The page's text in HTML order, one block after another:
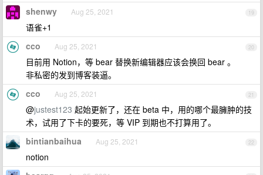
19
shenwy Aug 25, 2021
语雀+1
20
cco Aug 25, 2021
目前用 Notion，等 bear 替换新编辑器应该会换回 bear 。
非私密的发到博客装逼。
21
cco Aug 25, 2021
@justest123 起始更新了，还在 beta 中，用的哪个最臃肿的技
术，试用了下卡的要死，等 VIP 到期也不打算用了。
22
bintianbaihua Aug 25, 2021
notion